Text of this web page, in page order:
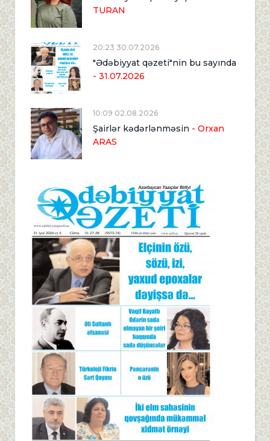
TURAN
20:23 30.07.2026
"Ədəbiyyat qəzeti"nin bu sayında
- 31.07.2026
10:09 02.08.2026
Şairlər kədərlənməsin - Orxan
ARAS